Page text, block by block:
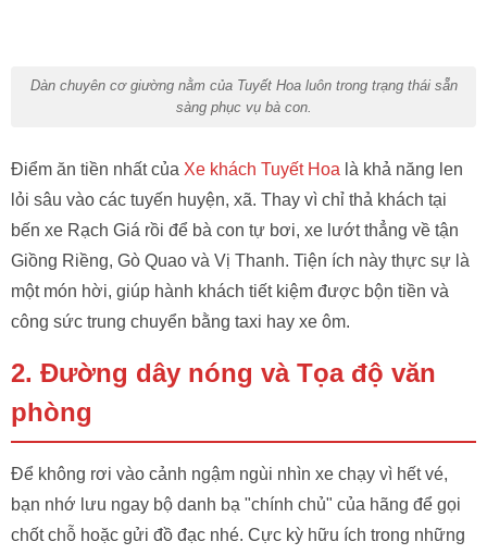
Dàn chuyên cơ giường nằm của Tuyết Hoa luôn trong trạng thái sẵn
sàng phục vụ bà con.
Điểm ăn tiền nhất của Xe khách Tuyết Hoa là khả năng len
lỏi sâu vào các tuyến huyện, xã. Thay vì chỉ thả khách tại
bến xe Rạch Giá rồi để bà con tự bơi, xe lướt thẳng về tận
Giồng Riềng, Gò Quao và Vị Thanh. Tiện ích này thực sự là
một món hời, giúp hành khách tiết kiệm được bộn tiền và
công sức trung chuyển bằng taxi hay xe ôm.
2. Đường dây nóng và Tọa độ văn
phòng
Để không rơi vào cảnh ngậm ngùi nhìn xe chạy vì hết vé,
bạn nhớ lưu ngay bộ danh bạ "chính chủ" của hãng để gọi
chốt chỗ hoặc gửi đồ đạc nhé. Cực kỳ hữu ích trong những